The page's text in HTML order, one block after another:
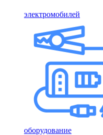
электромобилей
оборудование